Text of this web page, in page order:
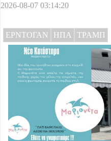
2026-08-07 03:14:20
ΕΡΝΤΟΓΑΝ ΗΠΑ ΤΡΑΜΠ